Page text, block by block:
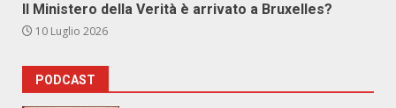
Il Ministero della Verità è arrivato a Bruxelles?
10 Luglio 2026
PODCAST